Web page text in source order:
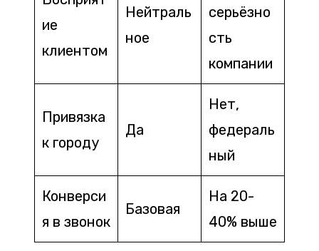
ие
клиентом
Нейтраль
ное
серьёзно
сть
компании
Привязка
к городу
Да
Нет,
федераль
ный
Конверси
я в звонок
Базовая
На 20-
40% выше